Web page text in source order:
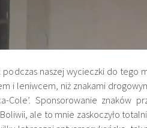
naszej wycieczki do tego
i leniwcem, niż znakami
Cole’. Sponsorowanie znaków
ale to mnie zaskoczyło